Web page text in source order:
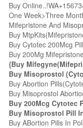
Buy
One Week>Three
Mifepristone And
Buy
Buy Cytotec 200Mcg
Buy 200Mg
{Buy
Buy Misoprostol
Buy Abortion
Buy Misoprostol
Buy 200Mcg Cytotec
Buy Misoprostol Pill
Buy ABortion Pills In